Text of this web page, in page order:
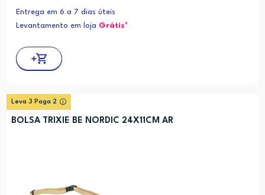
Entrega em 6 a 7 dias úteis
Levantamento em loja Grátis*
Leva 3 Paga 2
BOLSA TRIXIE BE NORDIC 24X11CM AR